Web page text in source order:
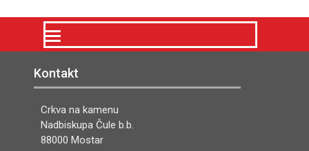
Kontakt
Crkva na kamenu
Nadbiskupa Čule b.b.
88000 Mostar